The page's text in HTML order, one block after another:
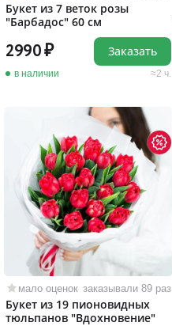
Букет из 7 веток розы
"Барбадос" 60 см
2990
в наличии 2 ч.
Заказать
мало оценок заказывали 89 раз
Букет из 19 пионовидных
тюльпанов "Вдохновение"